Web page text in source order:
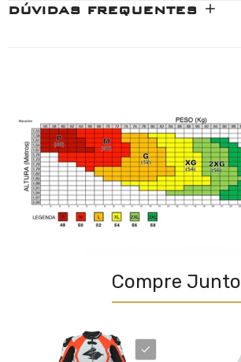
DÚVIDAS FREQUENTES
Compre Junto